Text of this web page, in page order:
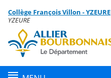
Menu de la rubrique
Contenu
Collège François Villon - YZEURE
YZEURE